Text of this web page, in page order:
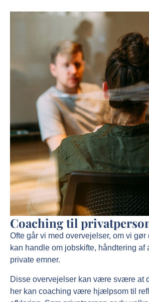
Coaching til
Ofte går vi med overvejelser, om vi gør
kan handle om jobskifte, håndtering af
private emner.
Disse overvejelser kan være svære at
her kan coaching være hjælpsom til